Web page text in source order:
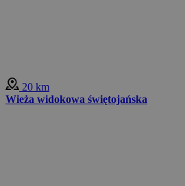
20 km
Wieża widokowa świętojańska